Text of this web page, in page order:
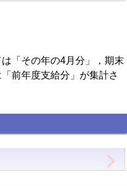
「その年の4月分」，期末
前年度支給分」が集計さ